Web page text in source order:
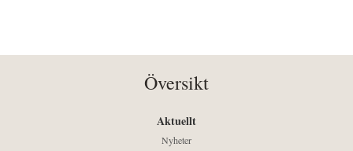
Översikt
Aktuellt
Nyheter